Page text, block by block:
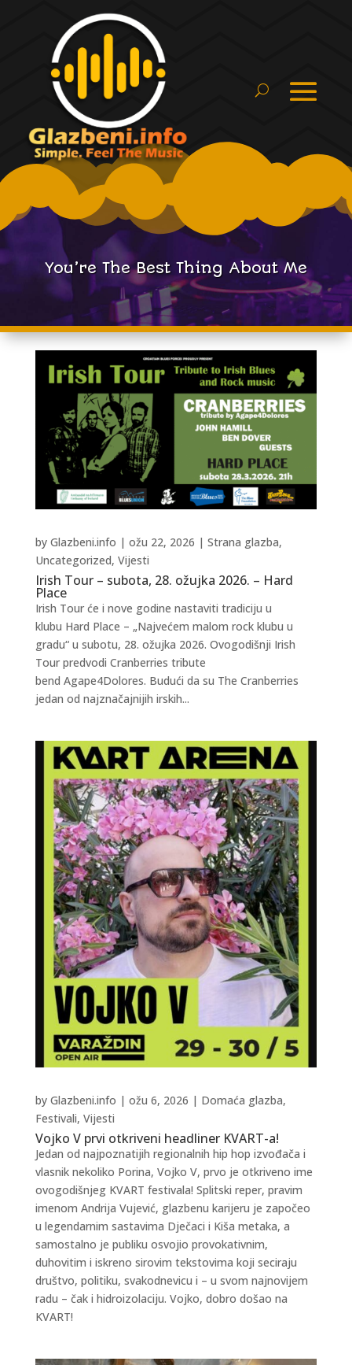
You’re The Best Thing About Me
Irish Tour – subota, 28. ožujka 2026. – Hard
Place
by Glazbeni.info | ožu 22, 2026 | Strana glazba,
Uncategorized, Vijesti
Irish Tour će i nove godine nastaviti tradiciju u
klubu Hard Place – „Najvećem malom rock klubu u
gradu“ u subotu, 28. ožujka 2026. Ovogodišnji Irish
Tour predvodi Cranberries tribute
bend Agape4Dolores. Budući da su The Cranberries
jedan od najznačajnijih irskih...
Vojko V prvi otkriveni headliner KVART-a!
by Glazbeni.info | ožu 6, 2026 | Domaća glazba,
Festivali, Vijesti
Jedan od najpoznatijih regionalnih hip hop izvođača i
vlasnik nekoliko Porina, Vojko V, prvo je otkriveno ime
ovogodišnjeg KVART festivala! Splitski reper, pravim
imenom Andrija Vujević, glazbenu karijeru je započeo
u legendarnim sastavima Dječaci i Kiša metaka, a
samostalno je publiku osvojio provokativnim,
duhovitim i iskreno sirovim tekstovima koji seciraju
društvo, politiku, svakodnevicu i – u svom najnovijem
radu – čak i hidroizolaciju. Vojko, dobro došao na
KVART!